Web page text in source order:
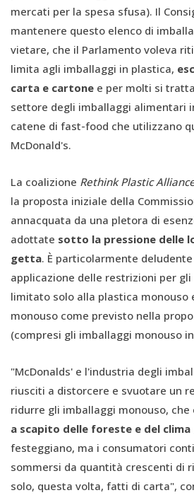
mercati per la spesa sfusa). Il
mantenere questo elenco di
vietare, che il Parlamento voleva
limita agli imballaggi in plastica,
carta e cartone e per molti si
settore degli imballaggi alimentari
catene di fast-food che utilizzano
McDonald's.
La coalizione Rethink Plastic
la proposta iniziale della
annacquata da una pletora di
adottate sotto la pressione delle
getta. È particolarmente
applicazione delle restrizioni per
limitato solo alla plastica monouso
monouso come previsto nella
(compresi gli imballaggi monouso
"McDonalds' e l'industria degli
riusciti a distorcere e svuotare un
ridurre gli imballaggi monouso,
a scapito delle foreste e del clima
festeggiano, ma i consumatori
sommersi da quantità crescenti di
solo, questa volta, fatti di carta",